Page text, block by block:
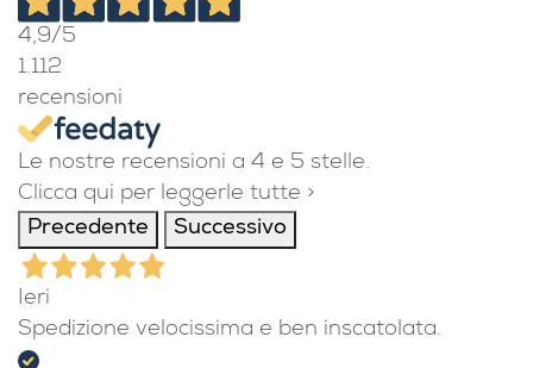
4,9/5
1.112
recensioni
Le nostre recensioni a 4 e 5 stelle.
Clicca qui per leggerle tutte >
Precedente
Successivo
Ieri
Spedizione velocissima e ben inscatolata.